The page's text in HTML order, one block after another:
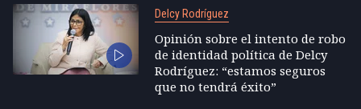
Delcy Rodríguez
Opinión sobre el intento de robo
de identidad política de Delcy
Rodríguez: “estamos seguros
que no tendrá éxito”